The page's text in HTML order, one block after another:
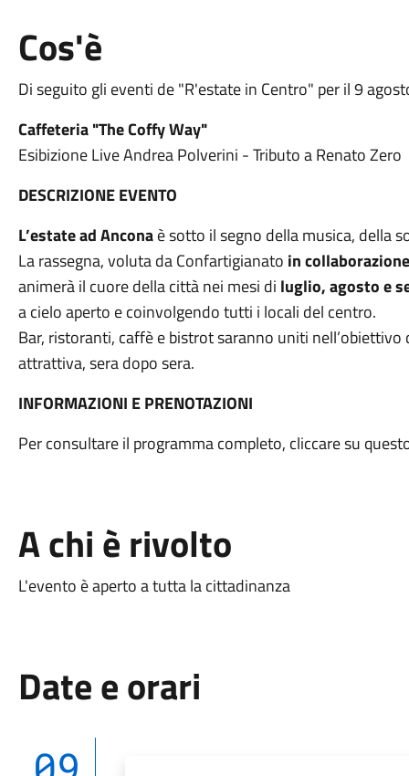
Cos'è
Di seguito gli eventi de "R'estate in Centro" per il 9
Caffeteria "The Coffy Way"
Esibizione Live Andrea Polverini - Tributo a Renato Zero
DESCRIZIONE EVENTO
L’estate ad Anconaè sotto il segno della musica, della
La rassegna, voluta da Confartigianato in
animerà il cuore della città nei mesi di luglio, agosto e
a cielo aperto e coinvolgendo tutti i locali del centro.
Bar, ristoranti, caffè e bistrot saranno uniti
attrattiva, sera dopo sera.
INFORMAZIONI E PRENOTAZIONI
Per consultare il programma completo, cliccare su
A chi è rivolto
L'evento è aperto a tutta la cittadinanza
Date e orari